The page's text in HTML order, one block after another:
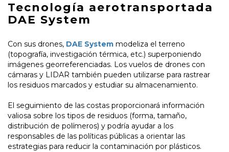
Tecnología aerotransportada
DAE System
Con sus drones, DAE System modeliza el terreno
(topografía, investigación térmica, etc.) superponiendo
imágenes georreferenciadas. Los vuelos de drones con
cámaras y LIDAR también pueden utilizarse para rastrear
los residuos marcados y estudiar su almacenamiento.
El seguimiento de las costas proporcionará información
valiosa sobre los tipos de residuos (forma, tamaño,
distribución de polímeros) y podría ayudar a los
responsables de las políticas públicas a orientar las
estrategias para reducir la contaminación por plásticos.